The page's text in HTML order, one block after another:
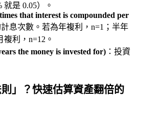
就是 0.05）。
that interest is compounded per
計息次數。若為年複利，n=1；半年
複利，n=12。
the money is invested for) ：投資
則」？快速估算資產翻倍的